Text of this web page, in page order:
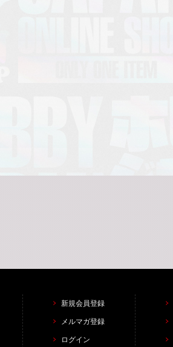
新規会員登録
メルマガ登録
ログイン